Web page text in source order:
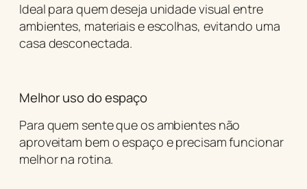
Ideal para quem deseja unidade visual entre
ambientes, materiais e escolhas, evitando uma
casa desconectada.
Melhor uso do espaço
Para quem sente que os ambientes não
aproveitam bem o espaço e precisam funcionar
melhor na rotina.